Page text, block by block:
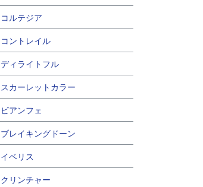
コルテジア
コントレイル
ディライトフル
スカーレットカラー
ビアンフェ
ブレイキングドーン
イベリス
クリンチャー